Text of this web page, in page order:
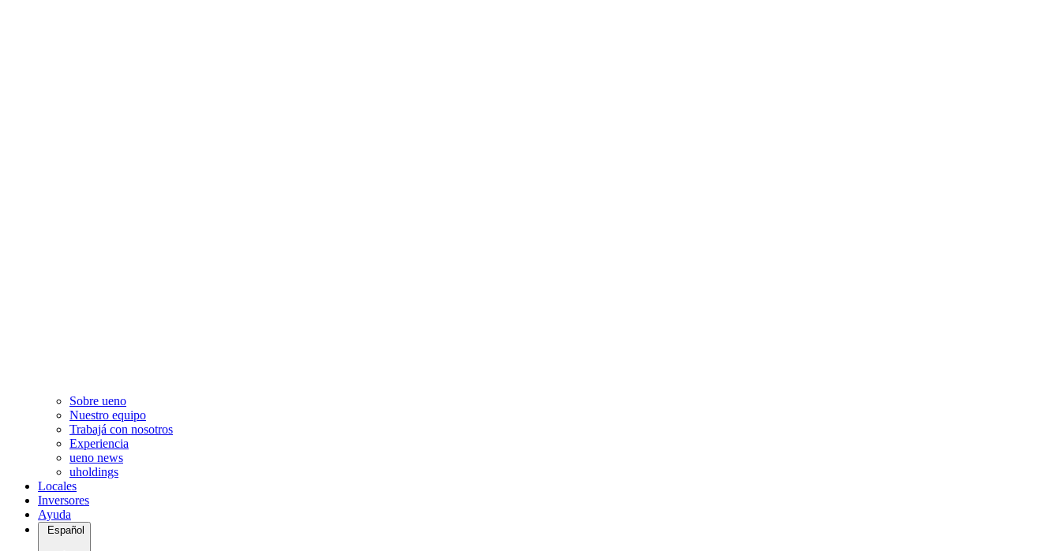
Sobre ueno
Nuestro equipo
Trabajá con nosotros
Experiencia
ueno news
uholdings
Locales
Inversores
Ayuda
Español